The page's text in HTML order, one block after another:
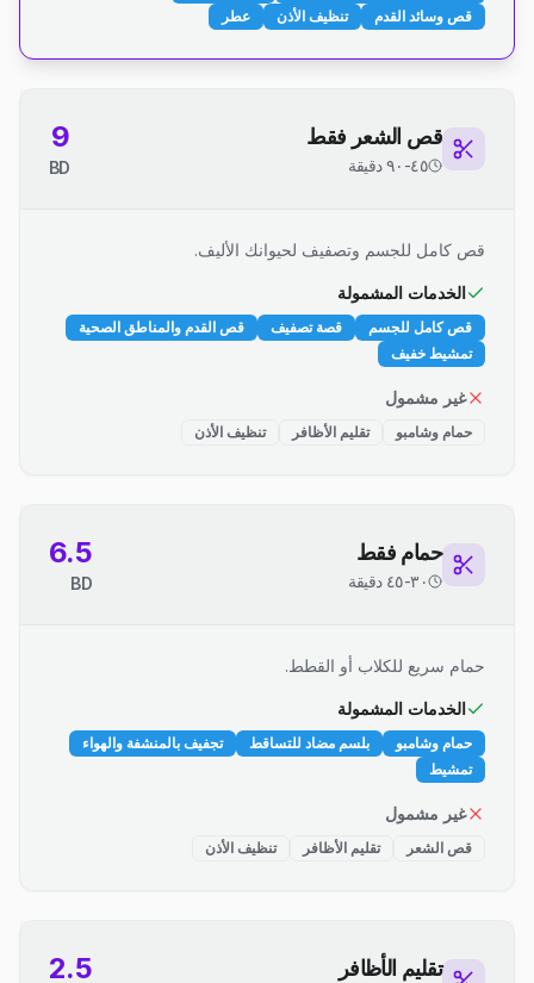
قص وسائد القدم
تنظيف الأذن عطر
قص الشعر فقط
٤٥-٩٠ دقيقة
9
BD
قص كامل للجسم وتصفيف لحيوانك الأليف.
الخدمات المشمولة
قص كامل للجسم قصة تصفيف
قص القدم والمناطق الصحية
تمشيط خفيف
غير مشمول
حمام وشامبو تقليم الأظافر تنظيف الأذن
حمام فقط
٣٠-٤٥ دقيقة
6.5
BD
حمام سريع للكلاب أو القطط.
الخدمات المشمولة
حمام وشامبو بلسم مضاد للتساقط
تجفيف بالمنشفة والهواء
تمشيط
غير مشمول
قص الشعر تقليم الأظافر تنظيف الأذن
تقليم الأظافر 2.5